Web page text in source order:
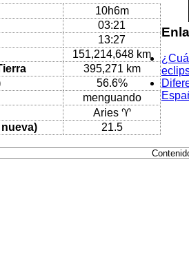
10h6m
03:21
13:27
151,214,648 km
395,271 km
56.6%
menguando
Aries ♈
21.5